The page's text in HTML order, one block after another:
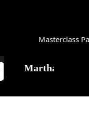
Masterclass
Martha Debayle